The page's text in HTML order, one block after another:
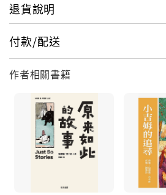
館館長，對吉卜林後來的寫作
歲時被送回英國讀書。1882年
記者，這段經驗為他以後的創
材。
1889年返回英國，被譽為當代
一。1892年他與一美國女子
1902年女兒病逝，他攜眷返
歷亞非歐美很多國家，1936年
吉卜林以「敏銳的觀察力、豐
敘述」，榮獲1907年諾貝爾
林故事》、《叢林故事續集》
退貨說明
付款/配送
作者相關書籍